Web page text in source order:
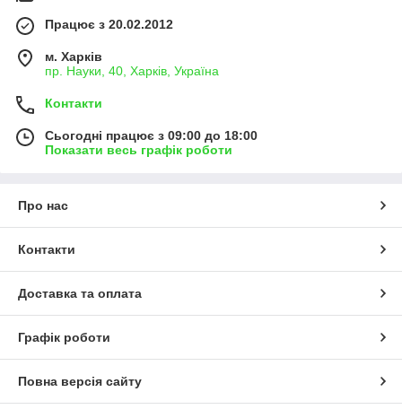
Працює з 20.02.2012
м. Харків
пр. Науки, 40, Харків, Україна
Контакти
Сьогодні працює з 09:00 до 18:00
Показати весь графік роботи
Про нас
Контакти
Доставка та оплата
Графік роботи
Повна версія сайту